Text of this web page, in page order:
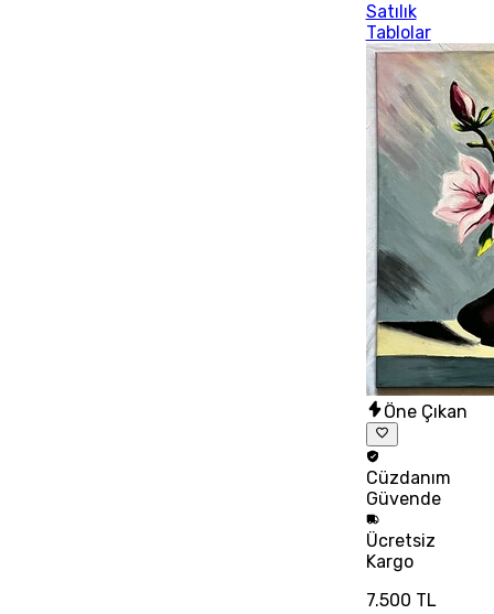
Satılık
Tablolar
Öne Çıkan
Cüzdanım
Güvende
Ücretsiz
Kargo
7.500 TL